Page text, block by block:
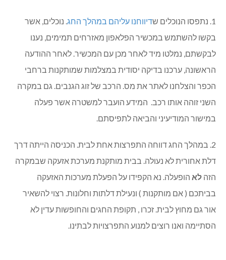
1. נתפסו הנוכלים ש דיווחנו עליהם במהלך החג . נוכלים, אשר
בקשו להשתמש במכשיר הפלאפון מאזרחים תמימים, נענו
לבקשתם, נמלטו מיד לאחר מכן עם המכשיר. לאחר ההודעה
הראשונה, ערכנו בדיקה יסודית במצלמות שמותקנות ברחבי
הכפר והצלחנו לאתר את מס. הרכב של זוג הגנבים. גם במקרה
השני זוהה אותו רכב. המידע הועבר למשטרה אשר פעלה
במישור המודיעיני והביאה לתפיסתם.
2. במהלך החג דווחה התפרצות אחת לבית. הכניסה הייתה דרך
דלת אחורית לא נעולה. בבית מותקנת מערכת אזעקה שבמקרה
הזה לא הופעלה. נא הקפידו על הפעלת מערכות האזעקה
בביתכם ( אם מותקנות ) ונעילת דלתות וחלונות. רצוי להשאיר
אור גם מחוץ לבית. זכרו , תקופת החגים והחופשות עדין לא
הסתיימה ואנו רוצים למנוע התפרצויות לבתינו.